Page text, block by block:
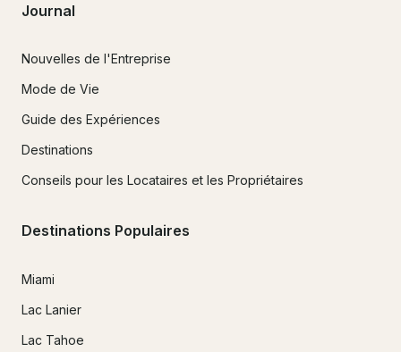
Journal
Nouvelles de l'Entreprise
Mode de Vie
Guide des Expériences
Destinations
Conseils pour les Locataires et les Propriétaires
Destinations Populaires
Miami
Lac Lanier
Lac Tahoe